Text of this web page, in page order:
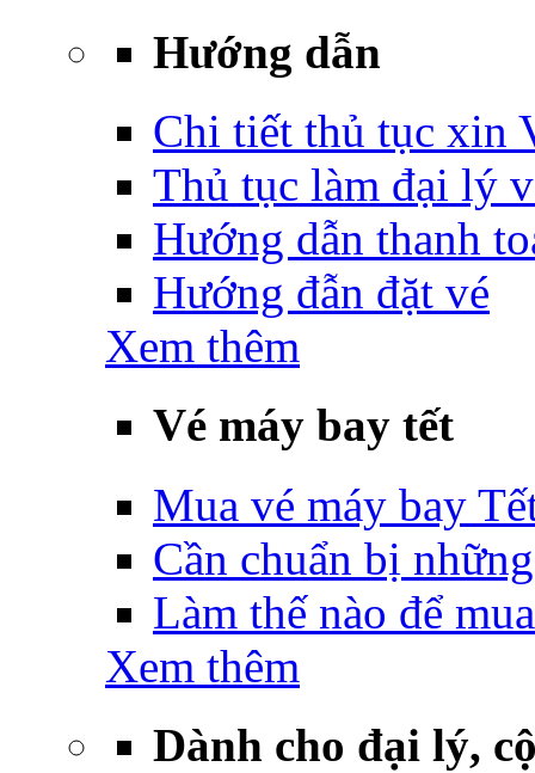
Hướng dẫn
Chi tiết thủ tục xin
Thủ tục làm đại lý
Hướng dẫn thanh
Hướng đẫn đặt vé
Xem thêm
Vé máy bay tết
Mua vé máy bay
Cần chuẩn bị
Làm thế nào để
Xem thêm
Dành cho đại lý,